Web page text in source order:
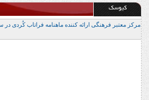
کیوسک